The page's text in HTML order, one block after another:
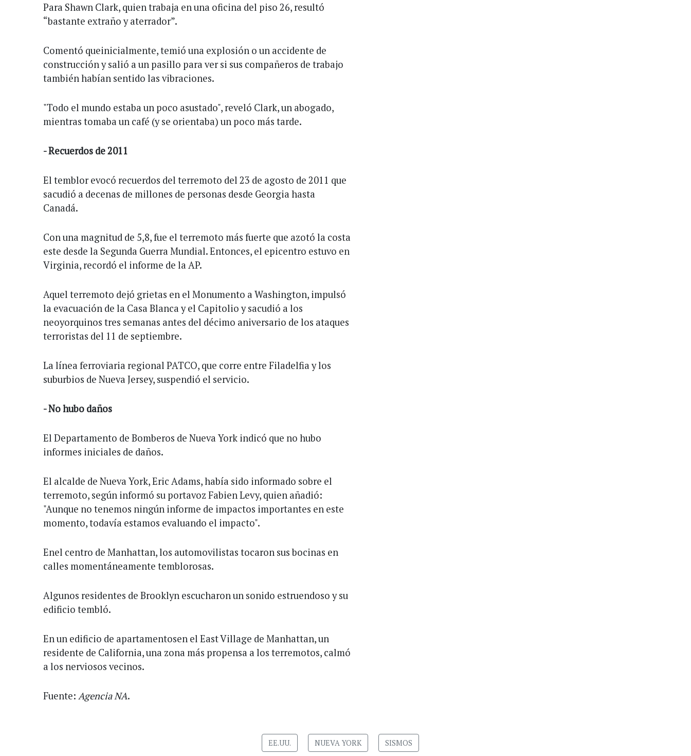
Para Shawn Clark, quien trabaja en una oficina del piso 26, resultó
“bastante extraño y aterrador”.
Comentó queinicialmente, temió una explosión o un accidente de
construcción y salió a un pasillo para ver si sus compañeros de trabajo
también habían sentido las vibraciones.
"Todo el mundo estaba un poco asustado", reveló Clark, un abogado,
mientras tomaba un café (y se orientaba) un poco más tarde.
- Recuerdos de 2011
El temblor evocó recuerdos del terremoto del 23 de agosto de 2011 que
sacudió a decenas de millones de personas desde Georgia hasta
Canadá.
Con una magnitud de 5,8, fue el terremoto más fuerte que azotó la costa
este desde la Segunda Guerra Mundial. Entonces, el epicentro estuvo en
Virginia, recordó el informe de la AP.
Aquel terremoto dejó grietas en el Monumento a Washington, impulsó
la evacuación de la Casa Blanca y el Capitolio y sacudió a los
neoyorquinos tres semanas antes del décimo aniversario de los ataques
terroristas del 11 de septiembre.
La línea ferroviaria regional PATCO, que corre entre Filadelfia y los
suburbios de Nueva Jersey, suspendió el servicio.
- No hubo daños
El Departamento de Bomberos de Nueva York indicó que no hubo
informes iniciales de daños.
El alcalde de Nueva York, Eric Adams, había sido informado sobre el
terremoto, según informó su portavoz Fabien Levy, quien añadió:
"Aunque no tenemos ningún informe de impactos importantes en este
momento, todavía estamos evaluando el impacto".
Enel centro de Manhattan, los automovilistas tocaron sus bocinas en
calles momentáneamente temblorosas.
Algunos residentes de Brooklyn escucharon un sonido estruendoso y su
edificio tembló.
En un edificio de apartamentosen el East Village de Manhattan, un
residente de California, una zona más propensa a los terremotos, calmó
a los nerviosos vecinos.
Fuente: Agencia NA.
EE.UU. NUEVA YORK SISMOS